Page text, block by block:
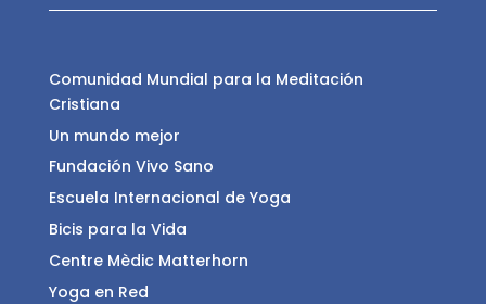
Comunidad Mundial para la Meditación
Cristiana
Un mundo mejor
Fundación Vivo Sano
Escuela Internacional de Yoga
Bicis para la Vida
Centre Mèdic Matterhorn
Yoga en Red